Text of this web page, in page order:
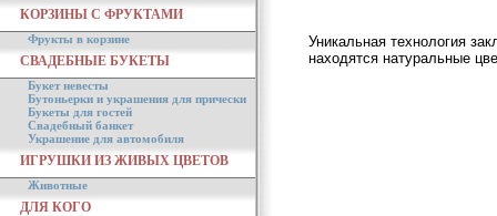
КОРЗИНЫ С ФРУКТАМИ
Фрукты в корзине
СВАДЕБНЫЕ БУКЕТЫ
Букет невесты
Бутоньерки и украшения для прически
Букеты для гостей
Свадебный банкет
Украшение для автомобиля
ИГРУШКИ ИЗ ЖИВЫХ ЦВЕТОВ
Животные
ДЛЯ КОГО
Уникальная технология
находятся натуральные